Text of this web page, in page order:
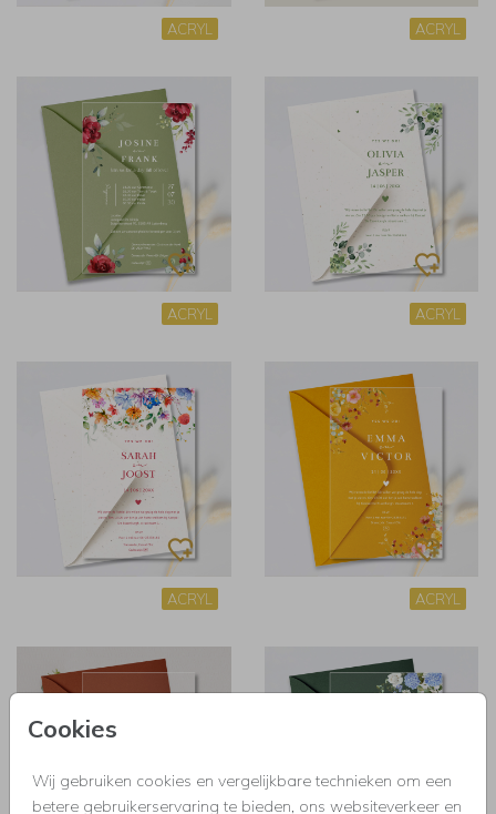
Cookies
Wij gebruiken cookies en vergelijkbare technieken om een
betere gebruikerservaring te bieden, ons websiteverkeer en
ACRYL ACRYL
ACRYL ACRYL
ACRYL ACRYL